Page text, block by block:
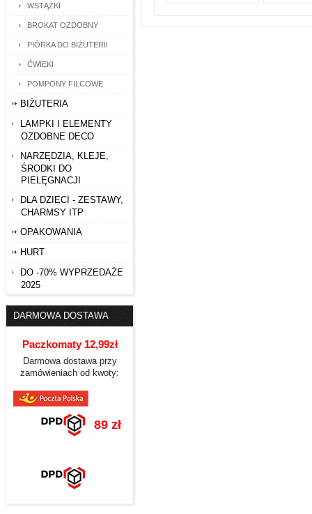
WSTĄŻKI
BROKAT OZDOBNY
PIÓRKA DO BIŻUTERII
ĆWIEKI
POMPONY FILCOWE
BIŻUTERIA
LAMPKI I ELEMENTY
OZDOBNE DECO
NARZĘDZIA, KLEJE,
ŚRODKI DO
PIELĘGNACJI
DLA DZIECI - ZESTAWY,
CHARMSY ITP
OPAKOWANIA
HURT
DO -70% WYPRZEDAŻE
2025
DARMOWA DOSTAWA
Paczkomaty 12,99zł
Darmowa dostawa przy
zamówieniach od kwoty:
89 zł